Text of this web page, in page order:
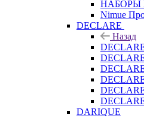
НАБОРЫ
Nimue
DECLARE
Назад
DARIQUE